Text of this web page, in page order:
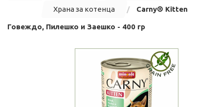
Храна за котенца Carny® Kitten
Говеждо, Пилешко и Заешко - 400 гр